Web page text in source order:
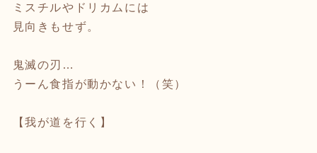
ミスチルやドリカムには
見向きもせず。
鬼滅の刃…
うーん食指が動かない！（笑）
【我が道を行く】